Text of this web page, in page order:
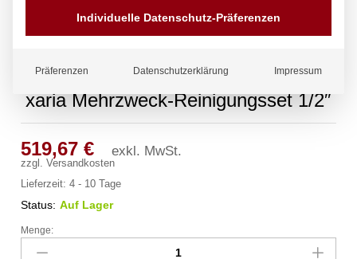
xaria Mehrzweck-Reinigungsset 1/2″
519,67€ exkl. MwSt.
zzgl.Versandkosten
Lieferzeit:4 - 10 Tage
Status: Auf Lager
xaria
Mehrzweck-
Menge:
Individuelle Datenschutz-Präferenzen
Präferenzen Datenschutzerklärung Impressum